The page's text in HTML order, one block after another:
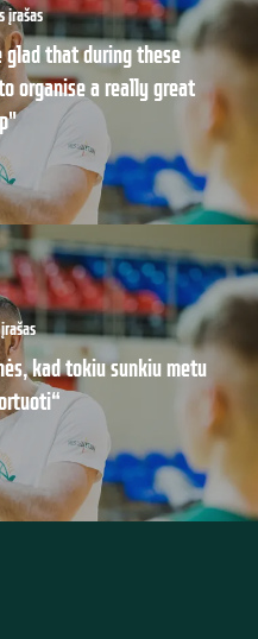
įrašas
glad that during these
organise a really great
kad tokiu sunkiu metu